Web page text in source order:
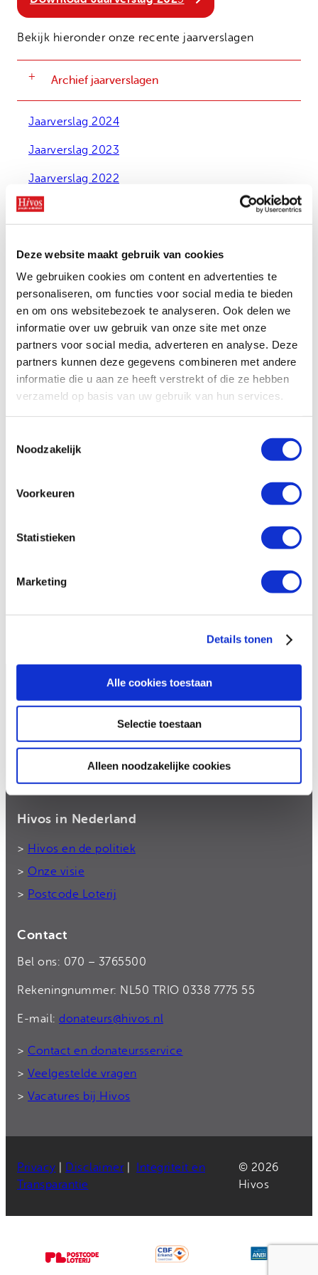
Deze website maakt gebruik van cookies
We gebruiken cookies om content en advertenties te
personaliseren, om functies voor social media te bieden
en om ons websitebezoek te analyseren. Ook delen we
informatie over uw gebruik van onze site met onze
partners voor social media, adverteren en analyse. Deze
partners kunnen deze gegevens combineren met andere
informatie die u aan ze heeft verstrekt of die ze hebben
verzameld op basis van uw gebruik van hun services.
Noodzakelijk
Voorkeuren
Statistieken
Marketing
Details tonen
Alle cookies toestaan
Selectie toestaan
Alleen noodzakelijke cookies
Bekijk hieronder onze recente jaarverslagen
Archief jaarverslagen
Jaarverslag 2024
Jaarverslag 2023
Jaarverslag 2022
Jaarverslag 2021
Jaarrekening 2018
Jaarverslag 2018
Jaarrekening 2017
Jaarverslag 2017
Jaarverslag 2013
Schrijf je in en ontvang iedere maand verhalen van
Facebook
X LinkedIn
Instagram
YouTube
Hivos
Hivos gelooft in moedige mensen en in hun
kracht om zélf hun leven vorm te geven. Samen
komen we op voor gelijkheid en strijden we
tegen machtsmisbruik.
Hivos in Nederland
> Hivos en de politiek
> Onze visie
> Postcode Loterij
Contact
Bel ons: 070 – 3765500
Rekeningnummer: NL50 TRIO 0338 7775 55
E-mail: donateurs@hivos.nl
> Contact en donateursservice
> Veelgestelde vragen
> Vacatures bij Hivos
Privacy Disclaimer|
Integriteit en
Transparantie
© 2026
Hivos
Onze successen
Contact